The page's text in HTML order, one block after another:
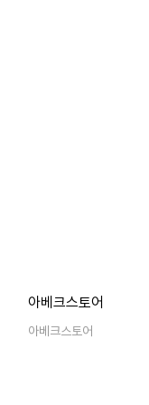
아베크스토어
아베크스토어